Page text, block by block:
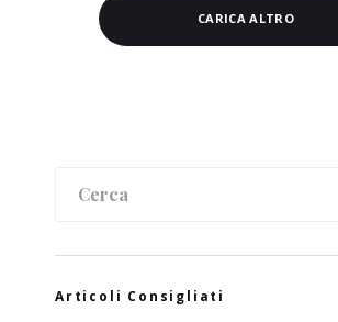
CARICA ALTRO
Articoli Consigliati